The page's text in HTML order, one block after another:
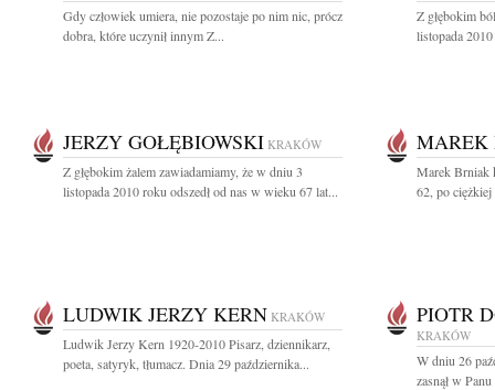
Gdy człowiek umiera, nie pozostaje po nim nic, prócz
dobra, które uczynił innym Z...
Z głębokim
listopada
JERZY GOŁĘBIOWSKI KRAKÓW
Z głębokim żalem zawiadamiamy, że w dniu 3
listopada 2010 roku odszedł od nas w wieku 67 lat...
MAREK
Marek Brniak
62, po
LUDWIK JERZY KERN KRAKÓW
Ludwik Jerzy Kern 1920-2010 Pisarz, dziennikarz,
poeta, satyryk, tłumacz. Dnia 29 października...
PIOTR
KRAKÓW
W dniu 26
zasnął w